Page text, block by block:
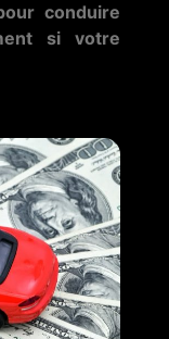
conduire
si votre